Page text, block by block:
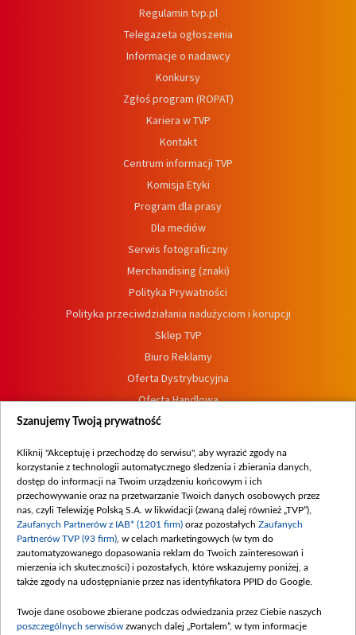
Regulamin tvp.pl
Telegazeta ogłoszenia
Informacje o nadawcy
Konkursy
Zgłoś program (ROPAT)
Kariera w TVP
Kontakt
Centrum informacji TVP
Komisja Etyki
Program dla prasy
Dla mediów
Serwis fotograficzny
Merchandising (znaki)
Polityka Prywatności
Polityka przeciwdziałania nadużyciom i korupcji
Sklep TVP
Biuro Reklamy
Oferta Dystrybucyjna
Oferta Handlowa
Dostępność
Procedura zgłoszeń wewnętrznych
Szanujemy Twoją prywatność
Kliknij "Akceptuję i przechodzę do serwisu", aby wyrazić zgody na
korzystanie z technologii automatycznego śledzenia i zbierania danych,
dostęp do informacji na Twoim urządzeniu końcowym i ich
przechowywanie oraz na przetwarzanie Twoich danych osobowych przez
nas, czyli Telewizję Polską S.A. w likwidacji (zwaną dalej również „TVP”),
Zaufanych Partnerów z IAB* (1201 firm) oraz pozostałych Zaufanych
Partnerów TVP (93 firm) , w celach marketingowych (w tym do
zautomatyzowanego dopasowania reklam do Twoich zainteresowań i
mierzenia ich skuteczności) i pozostałych, które wskazujemy poniżej, a
także zgody na udostępnianie przez nas identyfikatora PPID do Google.
Twoje dane osobowe zbierane podczas odwiedzania przez Ciebie naszych
poszczególnych serwisów zwanych dalej „Portalem”, w tym informacje